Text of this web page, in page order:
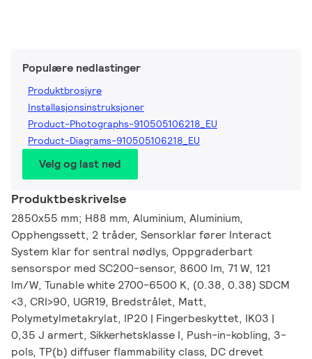
Populære nedlastinger
Produktbrosjyre
Installasjonsinstruksjoner
Product-Photographs-910505106218_EU
Product-Diagrams-910505106218_EU
Velg og last ned
Produktbeskrivelse
2850x55 mm; H88 mm, Aluminium, Aluminium,
Opphengssett, 2 tråder, Sensorklar fører Interact
System klar for sentral nødlys, Oppgraderbart
sensorspor med SC200-sensor, 8600 lm, 71 W, 121
lm/W, Tunable white 2700-6500 K, (0.38, 0.38) SDCM
<3, CRI>90, UGR19, Bredstrålet, Matt,
Polymetylmetakrylat, IP20 | Fingerbeskyttet, IK03 |
0,35 J armert, Sikkerhetsklasse I, Push-in-kobling, 3-
pols, TP(b) diffuser flammability class, DC drevet